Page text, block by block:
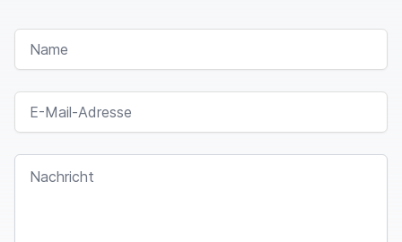
NAME
E-MAIL-ADRESSE
NACHRICHT